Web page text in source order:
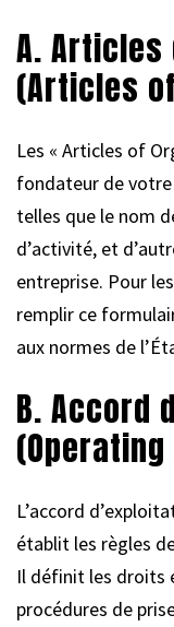
A. Articles
(Articles
Les « Articles of
fondateur de
telles que le nom
d’activité, et
entreprise. Pour
remplir ce
aux normes de
B. Accord
L’accord
établit les règles
Il définit les droits
procédures de